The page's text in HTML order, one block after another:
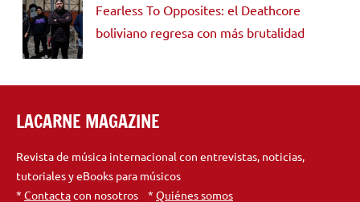
Fearless To Opposites: el Deathcore
boliviano regresa con más brutalidad
LACARNE MAGAZINE
Revista de música internacional con entrevistas, noticias,
tutoriales y eBooks para músicos
* Contactacon nosotros * Quiénes somos